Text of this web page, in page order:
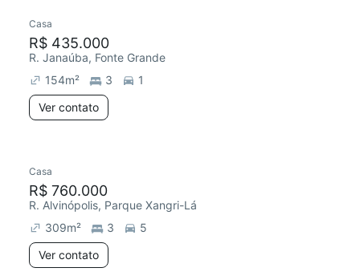
Casa
R$ 435.000
R. Janaúba, Fonte Grande
154m² 3
1
Ver contato
Casa
R$ 760.000
R. Alvinópolis, Parque Xangri-Lá
309m² 3
5
Ver contato